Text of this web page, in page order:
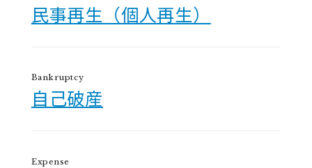
民事再生（個人再生）
Bankruptcy
自己破産
Expense